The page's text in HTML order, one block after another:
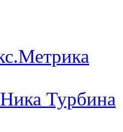
Ника Турбина